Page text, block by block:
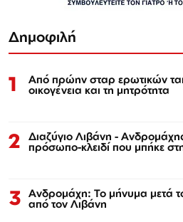
Δημοφιλή
1 Από πρώην σταρ ερωτικών
οικογένεια και τη μητρότητα
2 Διαζύγιο Λιβάνη -
πρόσωπο-κλειδί που μπήκε
3 Ανδρομάχη: Το μήνυμα μετά
από τον Λιβάνη